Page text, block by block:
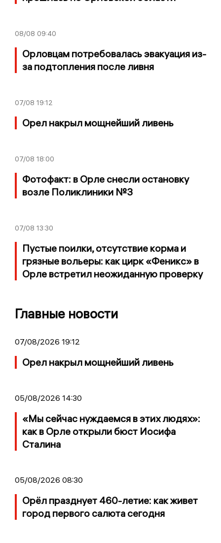
08/08 09:40
Орловцам потребовалась эвакуация из-
за подтопления после ливня
07/08 19:12
Орел накрыл мощнейший ливень
07/08 18:00
Фотофакт: в Орле снесли остановку
возле Поликлиники №3
07/08 13:30
Пустые поилки, отсутствие корма и
грязные вольеры: как цирк «Феникс» в
Орле встретил неожиданную проверку
Главные новости
07/08/2026 19:12
Орел накрыл мощнейший ливень
05/08/2026 14:30
«Мы сейчас нуждаемся в этих людях»:
как в Орле открыли бюст Иосифа
Сталина
05/08/2026 08:30
Орёл празднует 460-летие: как живет
город первого салюта сегодня